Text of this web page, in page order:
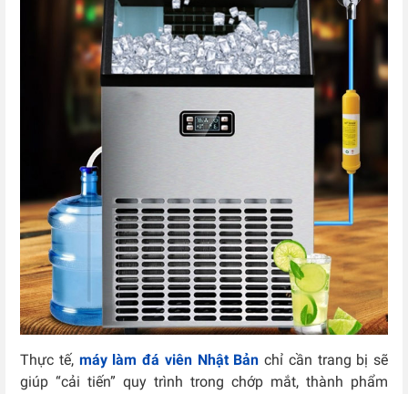
Thực tế, máy làm đá viên Nhật Bản chỉ cần trang bị sẽ
giúp “cải tiến” quy trình trong chớp mắt, thành phẩm